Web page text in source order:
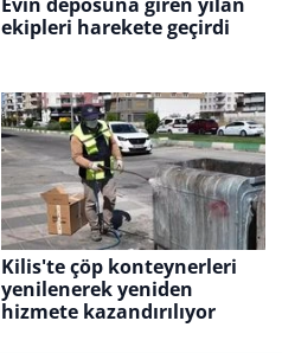
ekipleri harekete geçirdi
Kilis'te çöp konteynerleri
yenilenerek yeniden
hizmete kazandırılıyor